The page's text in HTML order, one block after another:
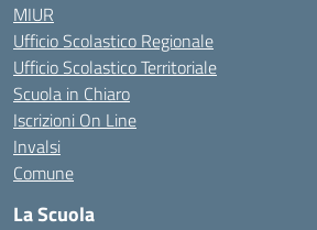
MIUR
Ufficio Scolastico Regionale
Ufficio Scolastico Territoriale
Scuola in Chiaro
Iscrizioni On Line
Invalsi
Comune
La Scuola